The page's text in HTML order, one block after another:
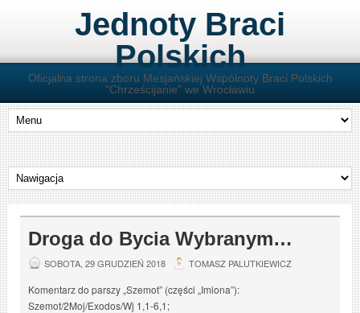
Jednoty Braci
Polskich
Oficjalna strona zboru Mesjańskiej Wspólnoty Braci Polskich
"Chrześcijanie" we Wrocławiu
Droga do Bycia Wybranym…
SOBOTA, 29 GRUDZIEŃ 2018 TOMASZ PALUTKIEWICZ
Komentarz do parszy „Szemot” (części „Imiona”):
Szemot/2Moj/Exodos/Wj 1,1-6,1;